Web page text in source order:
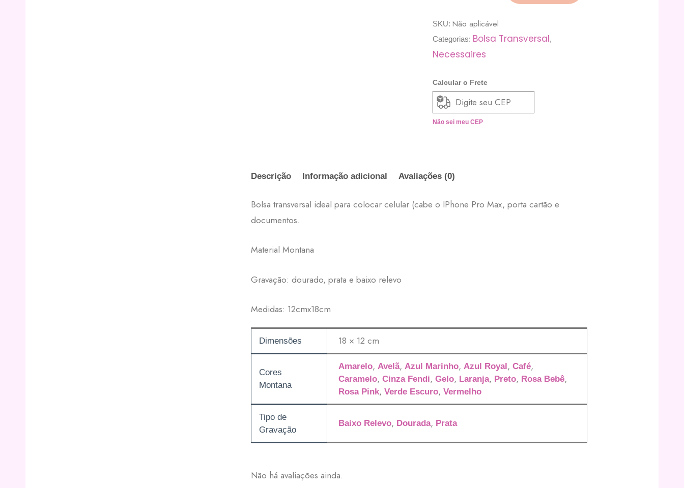
SKU: Não aplicável
Categorias: Bolsa Transversal,
Necessaires
Calcular o Frete
Não sei meu CEP
Descrição Informação adicional Avaliações (0)
Bolsa transversal ideal para colocar celular (cabe o IPhone Pro Max, porta cartão e
documentos.
Material Montana
Gravação: dourado, prata e baixo relevo
Medidas: 12cmx18cm
Dimensões 18 × 12 cm
Cores
Montana
Amarelo,Avelã,Azul Marinho,Azul Royal ,Café,
Caramelo,Cinza Fendi,Gelo, Laranja, Preto, Rosa Bebê,
Rosa Pink,Verde Escuro,Vermelho
Tipo de
Gravação
Baixo Relevo, Dourada, Prata
Não há avaliações ainda.